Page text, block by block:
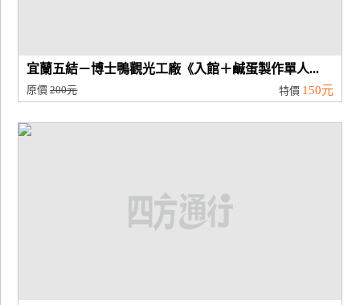
宜蘭五結－博士鴨觀光工廠《入館＋鹹蛋製作單人...
原價200元 特價 150元